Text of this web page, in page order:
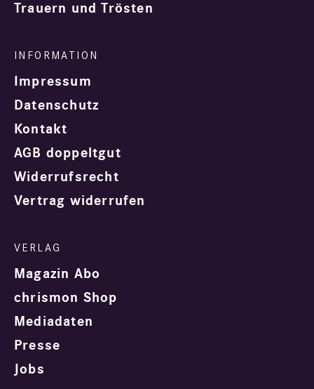
Trauern und Trösten
Impressum
Datenschutz
Kontakt
AGB doppeltgut
Widerrufsrecht
Vertrag widerrufen
Magazin Abo
chrismon Shop
Mediadaten
Presse
Jobs